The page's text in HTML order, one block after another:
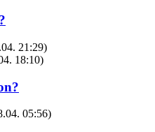
21:29)
18:10)
05:56)